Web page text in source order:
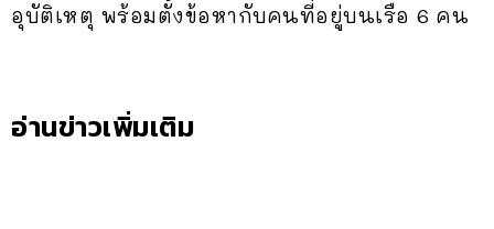
อุบัติเหตุ พร้อมตั้งข้อหากับคนที่อยู่บนเรือ 6 คน
อ่านข่าวเพิ่มเติม